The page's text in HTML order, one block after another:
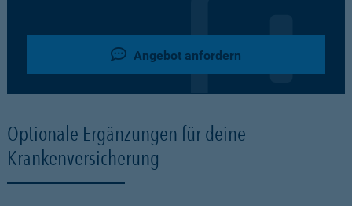
Angebot anfordern
Optionale Ergänzungen für deine
Krankenversicherung